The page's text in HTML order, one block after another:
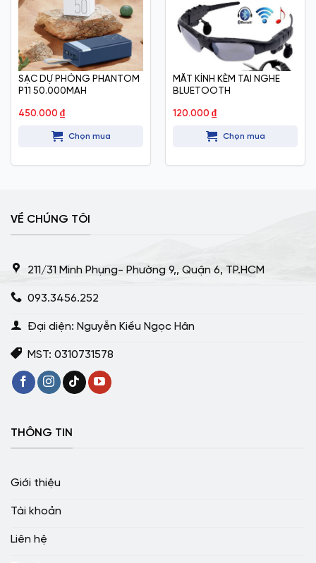
SẠC DỰ PHÒNG PHANTOM
P11 50.000MAH
450.000 ₫
Chọn mua
MẮT KÍNH KÈM TAI NGHE
BLUETOOTH
120.000 ₫
Chọn mua
VỀ CHÚNG TÔI
211/31 Minh Phụng- Phường 9,, Quận 6, TP.HCM
093.3456.252
Đại diện: Nguyễn Kiều Ngọc Hân
MST: 0310731578
THÔNG TIN
Giới thiệu
Tài khoản
Liên hệ